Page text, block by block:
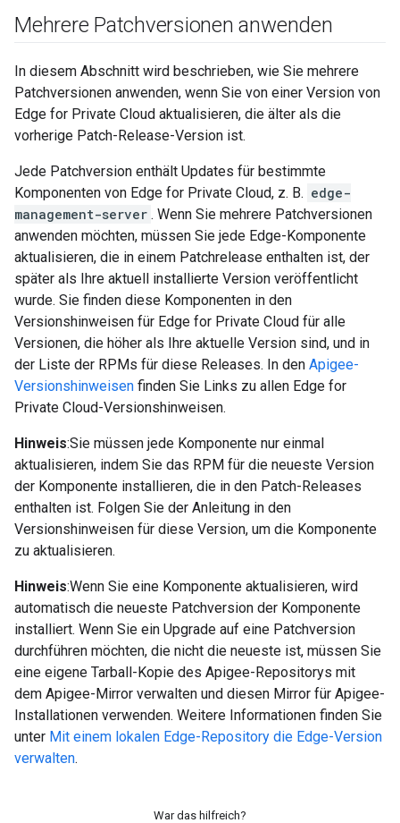
Mehrere Patchversionen anwenden
In diesem Abschnitt wird beschrieben, wie Sie mehrere
Patchversionen anwenden, wenn Sie von einer Version von
Edge for Private Cloud aktualisieren, die älter als die
vorherige Patch-Release-Version ist.
Jede Patchversion enthält Updates für bestimmte
Komponenten von Edge for Private Cloud, z. B. edge-
management-server . Wenn Sie mehrere Patchversionen
anwenden möchten, müssen Sie jede Edge-Komponente
aktualisieren, die in einem Patchrelease enthalten ist, der
später als Ihre aktuell installierte Version veröffentlicht
wurde. Sie finden diese Komponenten in den
Versionshinweisen für Edge for Private Cloud für alle
Versionen, die höher als Ihre aktuelle Version sind, und in
der Liste der RPMs für diese Releases. In den Apigee-
Versionshinweisen finden Sie Links zu allen Edge for
Private Cloud-Versionshinweisen.
Hinweis:Sie müssen jede Komponente nur einmal
aktualisieren, indem Sie das RPM für die neueste Version
der Komponente installieren, die in den Patch-Releases
enthalten ist. Folgen Sie der Anleitung in den
Versionshinweisen für diese Version, um die Komponente
zu aktualisieren.
Hinweis:Wenn Sie eine Komponente aktualisieren, wird
automatisch die neueste Patchversion der Komponente
installiert. Wenn Sie ein Upgrade auf eine Patchversion
durchführen möchten, die nicht die neueste ist, müssen Sie
eine eigene Tarball-Kopie des Apigee-Repositorys mit
dem Apigee-Mirror verwalten und diesen Mirror für Apigee-
Installationen verwenden. Weitere Informationen finden Sie
unter Mit einem lokalen Edge-Repository die Edge-Version
verwalten.
War das hilfreich?